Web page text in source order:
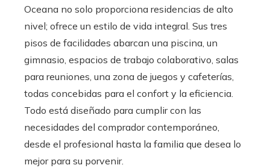
Oceana no solo proporciona residencias de alto
nivel; ofrece un estilo de vida integral. Sus tres
pisos de facilidades abarcan una piscina, un
gimnasio, espacios de trabajo colaborativo, salas
para reuniones, una zona de juegos y cafeterías,
todas concebidas para el confort y la eficiencia.
Todo está diseñado para cumplir con las
necesidades del comprador contemporáneo,
desde el profesional hasta la familia que desea lo
mejor para su porvenir.